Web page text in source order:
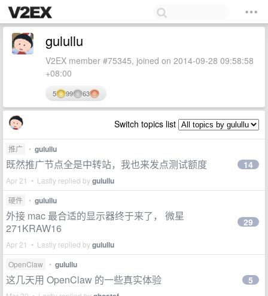
gulullu
V2EX member #75345, joined on 2014-09-28 09:58:58
+08:00
5 99 63
Switch topics list
推广 • gulullu
既然推广节点全是中转站，我也来发点测试额度
Apr 21 • Lastly replied bygulullu
14
硬件 • gulullu
外接 mac 最合适的显示器终于来了， 微星
271KRAW16
Apr 21 • Lastly replied bygulullu
29
OpenClaw • gulullu
这几天用 OpenClaw 的一些真实体验 5